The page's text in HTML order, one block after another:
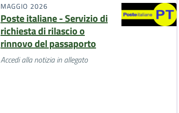
MAGGIO 2026
Poste italiane - Servizio di
richiesta di rilascio o
rinnovo del passaporto
Accedi alla notizia in allegato